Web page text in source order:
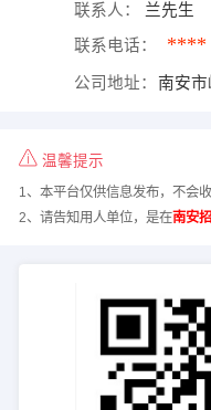
联系人： 兰先生
联系电话： ****
公司地址： 南安市
温馨提示
1、本平台仅供信息发布，不会
2、请告知用人单位，是在南安